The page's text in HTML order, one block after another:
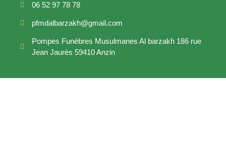
06 52 97 78 78
pfmdalbarzakh@gmail.com
Pompes Funèbres Musulmanes Al barzakh 186 rue
Jean Jaurès 59410 Anzin